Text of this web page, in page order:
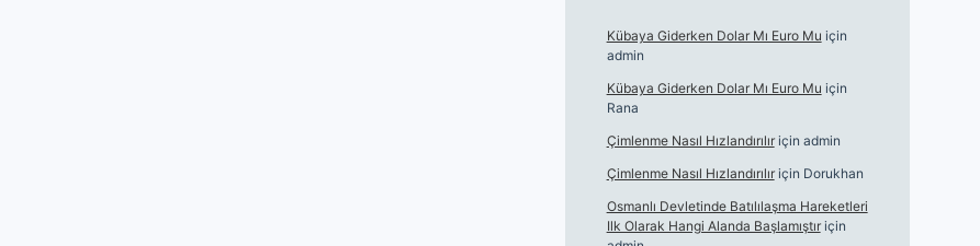
Kübaya Giderken Dolar Mı Euro Mu için
admin
Kübaya Giderken Dolar Mı Euro Mu için
Rana
Çimlenme Nasıl Hızlandırılıriçin admin
Çimlenme Nasıl Hızlandırılıriçin Dorukhan
Osmanlı Devletinde Batılılaşma Hareketleri
Ilk Olarak Hangi Alanda Başlamıştıriçin